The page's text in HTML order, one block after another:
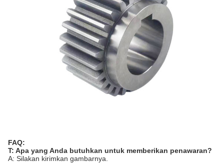
FAQ:
T: Apa yang Anda butuhkan untuk memberikan penawaran?
A: Silakan kirimkan gambarnya.